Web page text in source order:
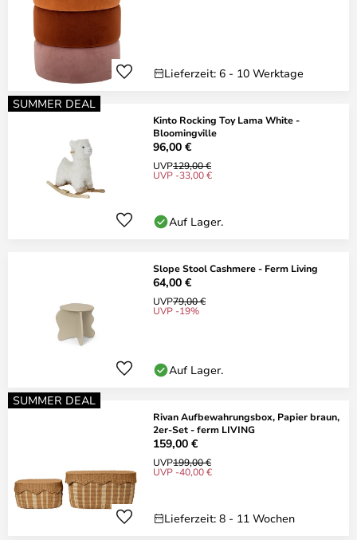
Lieferzeit: 6 - 10 Werktage
SUMMER DEAL
Kinto Rocking Toy Lama White -
Bloomingville
96,00 €
UVP129,00 €
UVP -33,00 €
Auf Lager.
Slope Stool Cashmere - Ferm Living
64,00 €
UVP79,00 €
UVP -19%
Auf Lager.
SUMMER DEAL
Rivan Aufbewahrungsbox, Papier braun,
2er-Set - ferm LIVING
159,00 €
UVP199,00 €
UVP -40,00 €
Lieferzeit: 8 - 11 Wochen